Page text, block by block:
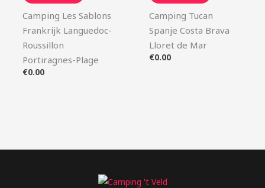
Camping Les Sablons
Frankrijk Languedoc-
Roussillon
Portiragnes-Plage
€0.00
Camping Tucan
Spanje Costa Brava
Lloret de Mar
€0.00